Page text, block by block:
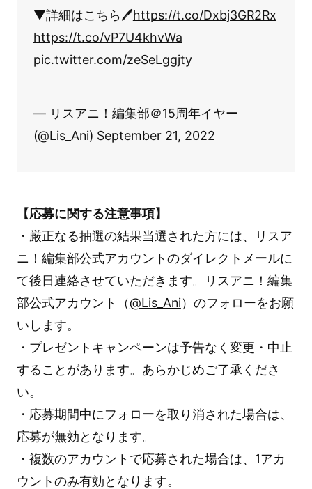
▼詳細はこちら🖊https://t.co/Dxbj3GR2Rx
https://t.co/vP7U4khvWa
pic.twitter.com/zeSeLggjty
— リスアニ！編集部＠15周年イヤー
(@Lis_Ani) September 21, 2022
【応募に関する注意事項】
・厳正なる抽選の結果当選された方には、リスア
ニ！編集部公式アカウントのダイレクトメールに
て後日連絡させていただきます。リスアニ！編集
部公式アカウント（@Lis_Ani）のフォローをお願
いします。
・プレゼントキャンペーンは予告なく変更・中止
することがあります。あらかじめご了承くださ
い。
・応募期間中にフォローを取り消された場合は、
応募が無効となります。
・複数のアカウントで応募された場合は、1アカ
ウントのみ有効となります。